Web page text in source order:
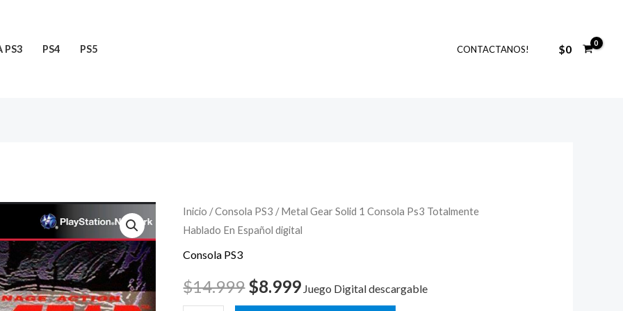
PS3 PS4 PS5 CONTACTANOS! $0
Inicio /Consola PS3 / Metal Gear Solid 1 Consola Ps3 Totalmente
Hablado En Español digital
Consola PS3
$14.999
El
original
$8.999
El
Juego Digital descargable
Metal
Gear
Solid
Consola